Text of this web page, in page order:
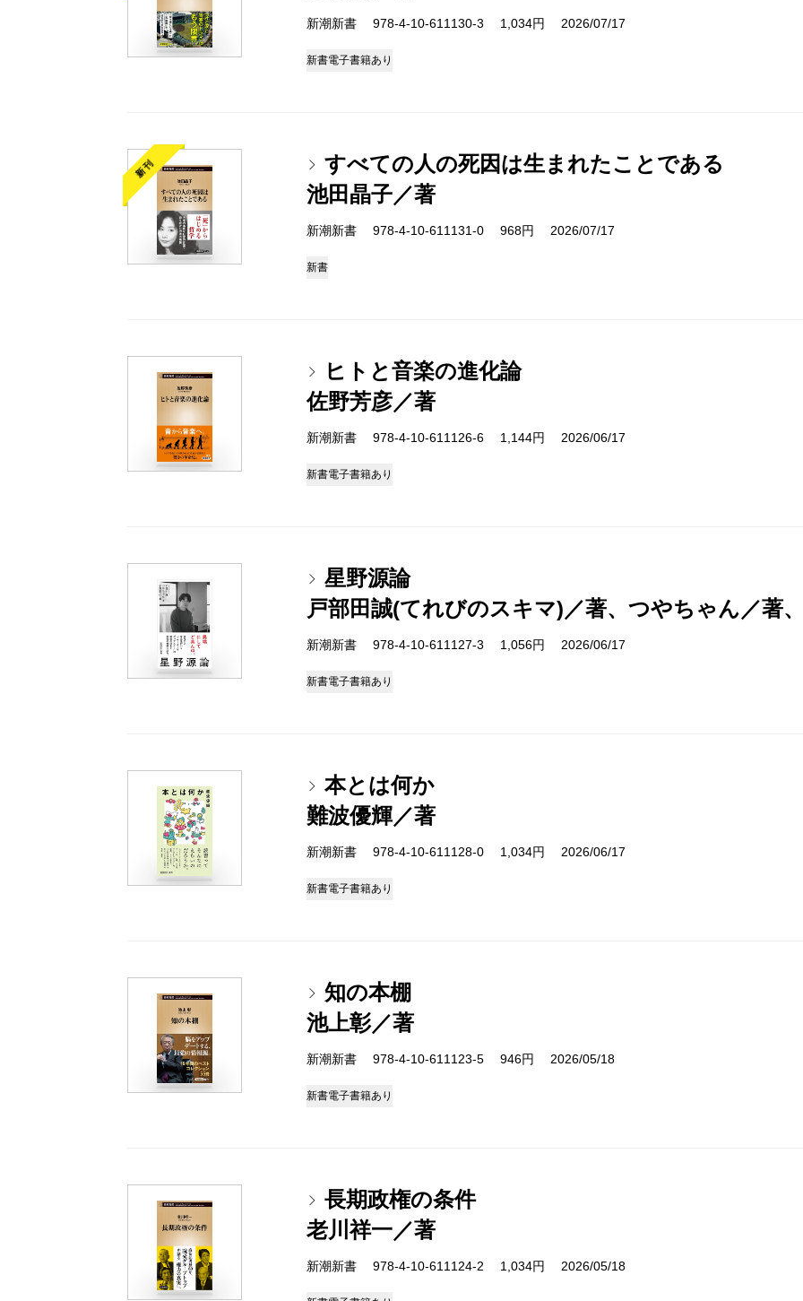
新潮新書 978-4-10-611130-3 1,034円 2026/07/17
新書電子書籍あり
新刊
すべての人の死因は生まれたことである
池田晶子／著
新潮新書 978-4-10-611131-0 968円 2026/07/17
新書
ヒトと音楽の進化論
佐野芳彦／著
新潮新書 978-4-10-611126-6 1,144円 2026/06/17
新書電子書籍あり
星野源論
戸部田誠(てれびのスキマ)／著、つやちゃん／著
新潮新書 978-4-10-611127-3 1,056円 2026/06/17
新書電子書籍あり
本とは何か
難波優輝／著
新潮新書 978-4-10-611128-0 1,034円 2026/06/17
新書電子書籍あり
知の本棚
池上彰／著
新潮新書 978-4-10-611123-5 946円 2026/05/18
新書電子書籍あり
長期政権の条件
老川祥一／著
新潮新書 978-4-10-611124-2 1,034円 2026/05/18